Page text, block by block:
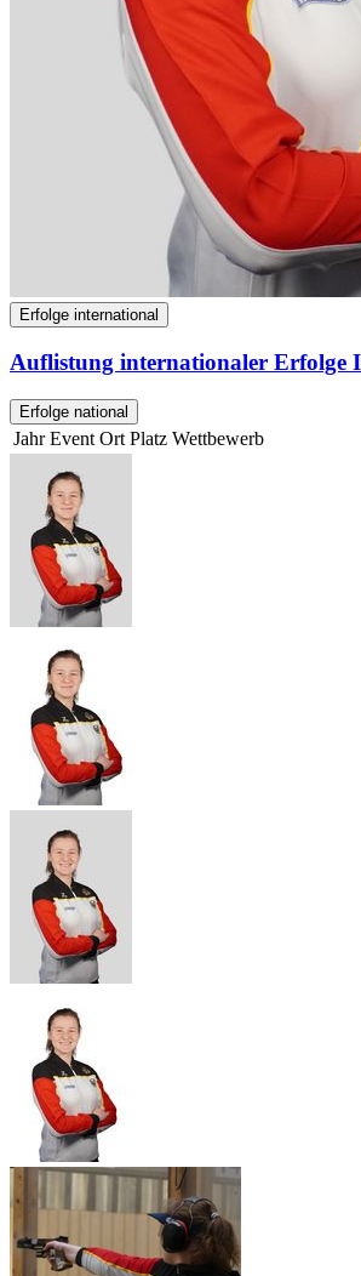
Erfolge international
Auflistung internationaler Erfolge
Erfolge national
Jahr Event Ort Platz Wettbewerb